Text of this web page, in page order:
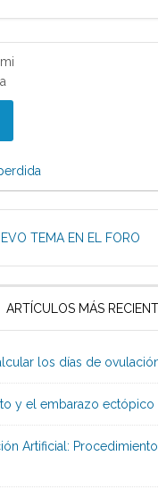
TEMA EN EL FORO
ARTÍCULOS MÁS
los días de
y el embarazo ectópico
Artificial: